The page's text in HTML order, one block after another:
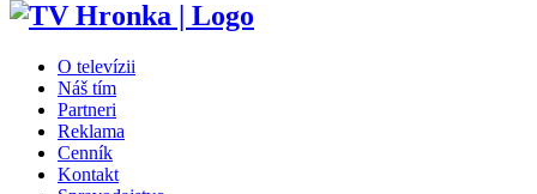
O televízii
Náš tím
Partneri
Reklama
Cenník
Kontakt